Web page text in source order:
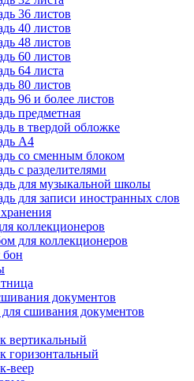
36 листов
40 листов
48 листов
60 листов
64 листа
80 листов
96 и более листов
предметная
в твердой обложке
А4
со сменным блоком
с разделителями
для музыкальной школы
для записи иностранных слов
коллекционеров
для коллекционеров
бон
документов
сшивания документов
вертикальный
горизонтальный
веер